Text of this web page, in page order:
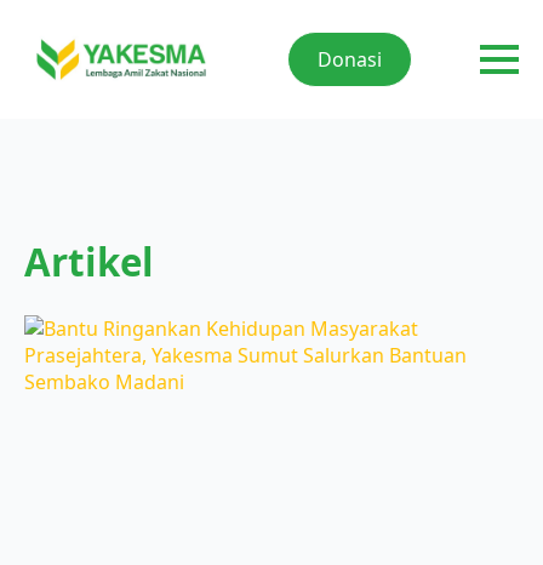
Donasi
Artikel